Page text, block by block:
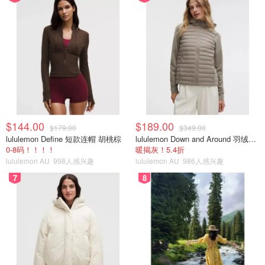
$144.00 $179.00
lululemon Define 短款连帽 胡桃棕
0-8码！！！！
lululemon AU 998人感兴趣
$189.00 $349.00
lululemon Down and Around 羽绒夹克
暖揭灰！5.4折
lululemon AU 986人感兴趣
7 8